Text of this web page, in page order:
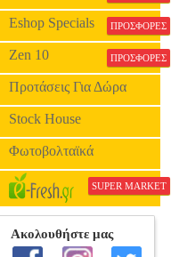
Eshop Specials ΠΡΟΣΦΟΡΕΣ
Zen 10 ΠΡΟΣΦΟΡΕΣ
Προτάσεις Για Δώρα
Stock House
Φωτοβολταϊκά
SUPER MARKET